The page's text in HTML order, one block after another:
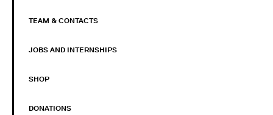
TEAM & CONTACTS
JOBS AND INTERNSHIPS
SHOP
DONATIONS